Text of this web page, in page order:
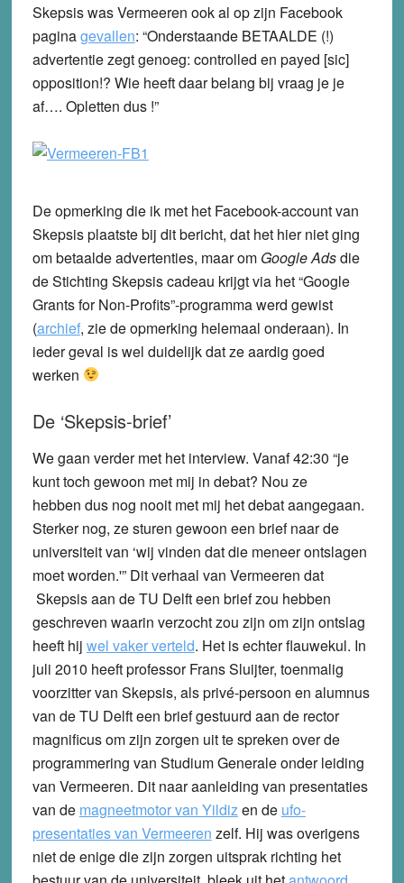
Skepsis was Vermeeren ook al op zijn Facebook
paginagevallen: “Onderstaande BETAALDE (!)
advertentie zegt genoeg: controlled en payed [sic]
opposition!? Wie heeft daar belang bij vraag je je
af…. Opletten dus !”
De opmerking die ik met het Facebook-account van
Skepsis plaatste bij dit bericht, dat het hier niet ging
om betaalde advertenties, maar om Google Adsdie
de Stichting Skepsis cadeau krijgt via het “Google
Grants for Non-Profits”-programma werd gewist
(archief, zie de opmerking helemaal onderaan). In
ieder geval is wel duidelijk dat ze aardig goed
werken
De ‘Skepsis-brief’
We gaan verder met het interview. Vanaf 42:30 “je
kunt toch gewoon met mij in debat? Nou ze
hebben dus nog nooit met mij het debat aangegaan.
Sterker nog, ze sturen gewoon een brief naar de
universiteit van ‘wij vinden dat die meneer ontslagen
moet worden.'” Dit verhaal van Vermeeren dat
Skepsis aan de TU Delft een brief zou hebben
geschreven waarin verzocht zou zijn om zijn ontslag
heeft hij wel vaker verteld. Het is echter flauwekul. In
juli 2010 heeft professor Frans Sluijter, toenmalig
voorzitter van Skepsis, als privé-persoon en alumnus
van de TU Delft een brief gestuurd aan de rector
magnificus om zijn zorgen uit te spreken over de
programmering van Studium Generale onder leiding
van Vermeeren. Dit naar aanleiding van presentaties
van de magneetmotor van Yildizen de ufo-
presentaties van Vermeeren zelf. Hij was overigens
niet de enige die zijn zorgen uitsprak richting het